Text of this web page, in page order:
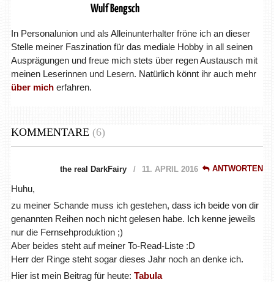
Wulf Bengsch
In Personalunion und als Alleinunterhalter fröne ich an dieser
Stelle meiner Faszination für das mediale Hobby in all seinen
Ausprägungen und freue mich stets über regen Austausch mit
meinen Leserinnen und Lesern. Natürlich könnt ihr auch mehr
über micherfahren.
KOMMENTARE (6)
the real DarkFairy 11. APRIL 2016 ANTWORTEN
Huhu,
zu meiner Schande muss ich gestehen, dass ich beide von dir
genannten Reihen noch nicht gelesen habe. Ich kenne jeweils
nur die Fernsehproduktion ;)
Aber beides steht auf meiner To-Read-Liste :D
Herr der Ringe steht sogar dieses Jahr noch an denke ich.
Hier ist mein Beitrag für heute: Tabula